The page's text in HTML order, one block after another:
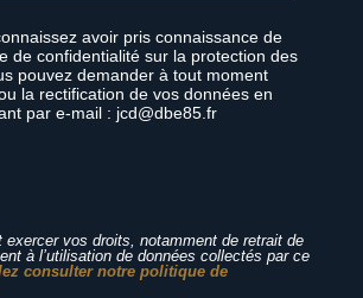
avoir pris connaissance de
de confidentialité sur la protection des
pouvez demander à tout moment
la rectification de vos données en
par e-mail : jcd@dbe85.fr
exercer vos droits, notamment de retrait de
à l’utilisation de données collectés par ce
consulter notre politique de